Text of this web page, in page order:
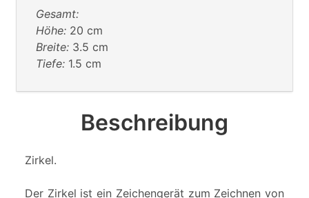
Gesamt:
Höhe: 20 cm
Breite: 3.5 cm
Tiefe: 1.5 cm
Beschreibung
Zirkel.
Der Zirkel ist ein Zeichengerät zum Zeichnen von